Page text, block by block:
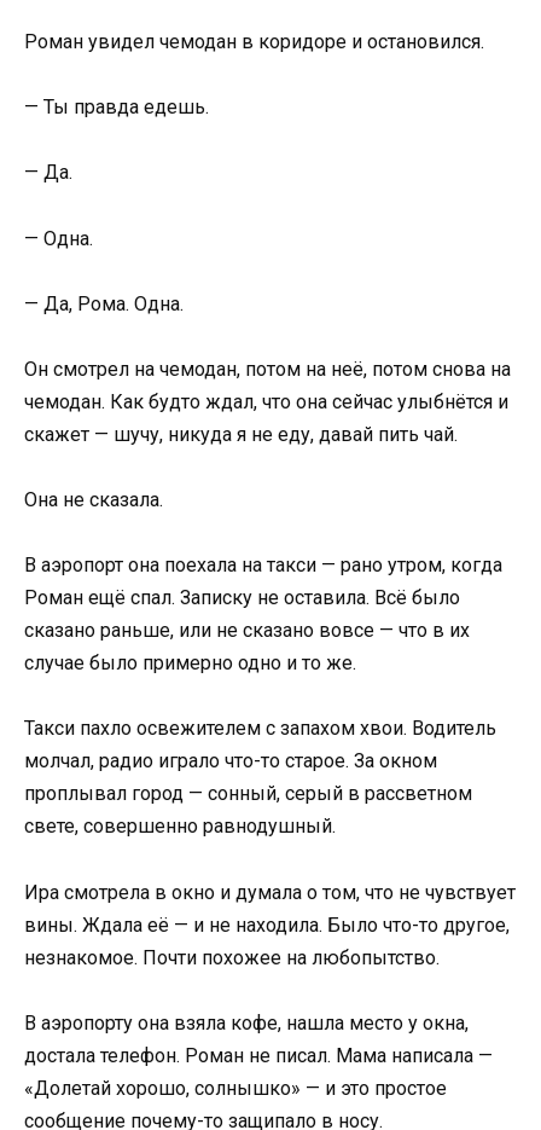
Роман увидел чемодан в коридоре и остановился.
— Ты правда едешь.
— Да.
— Одна.
— Да, Рома. Одна.
Он смотрел на чемодан, потом на неё, потом снова на
чемодан. Как будто ждал, что она сейчас улыбнётся и
скажет — шучу, никуда я не еду, давай пить чай.
Она не сказала.
В аэропорт она поехала на такси — рано утром, когда
Роман ещё спал. Записку не оставила. Всё было
сказано раньше, или не сказано вовсе — что в их
случае было примерно одно и то же.
Такси пахло освежителем с запахом хвои. Водитель
молчал, радио играло что-то старое. За окном
проплывал город — сонный, серый в рассветном
свете, совершенно равнодушный.
Ира смотрела в окно и думала о том, что не чувствует
вины. Ждала её — и не находила. Было что-то другое,
незнакомое. Почти похожее на любопытство.
В аэропорту она взяла кофе, нашла место у окна,
достала телефон. Роман не писал. Мама написала —
«Долетай хорошо, солнышко» — и это простое
сообщение почему-то защипало в носу.